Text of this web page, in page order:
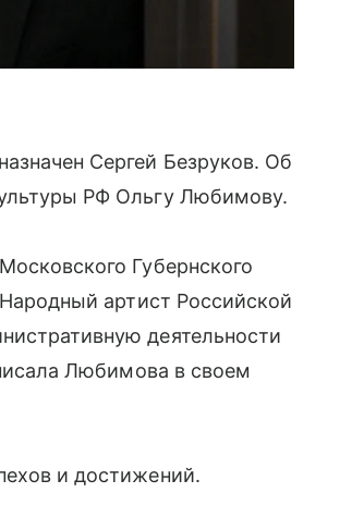
Сергей Безруков. Об
РФ Ольгу Любимову.
Губернского
артист Российской
деятельности
Любимова в своем
и достижений.